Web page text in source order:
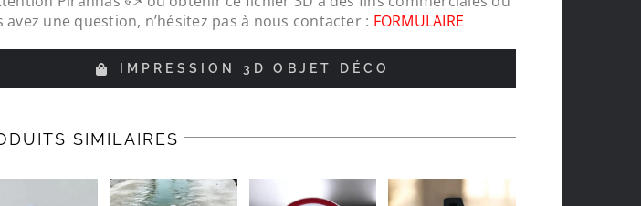
chapeaux de poteaux bois sur mesures
5 mois
Je suis très satisfait de ma commande.
il y a 5 mois
avez une question, n’hésitez pas à nous contacter : FORMULAIRE
IMPRESSION 3D OBJET DÉCO
SIMILAIRES